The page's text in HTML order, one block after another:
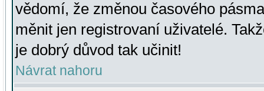
vědomí, že změnou časového
měnit jen registrovaní uživatelé.
je dobrý důvod tak učinit!
Návrat nahoru